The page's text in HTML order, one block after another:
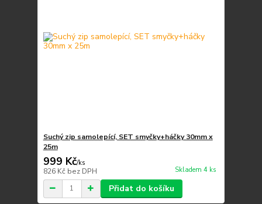
Suchý zip samolepící, SET smyčky+háčky 30mm x
25m
999 Kč/ks
826 Kč bez DPH Skladem 4 ks
Přidat do košíku